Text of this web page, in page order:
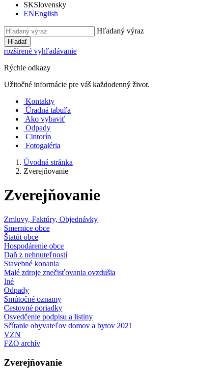
SKSlovensky
ENEnglish
Hľadaný výraz
Hľadať
rozšírené vyhľadávanie
Rýchle odkazy
Užitočné informácie pre váš každodenný život.
Kontakty
Úradná tabuľa
Ako vybaviť
Odpady
Cintorín
Fotogaléria
Úvodná stránka
Zverejňovanie
Zverejňovanie
Zmluvy, Faktúry, Objednávky
Smernice obce
Štatút obce
Hospodárenie obce
Daň z nehnuteľností
Stavebné konania
Malé zdroje znečisťovania ovzdušia
Iné
Odpady
Smútočné oznamy
Cestovné poriadky
Osvedčenie podpisu a listiny
Sčítanie obyvateľov domov a bytov 2021
VZN
FZO archív
Zverejňovanie